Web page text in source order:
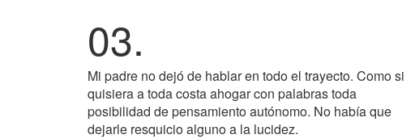
03.
Mi padre no dejó de hablar en todo el trayecto. Como si
quisiera a toda costa ahogar con palabras toda
posibilidad de pensamiento autónomo. No había que
dejarle resquicio alguno a la lucidez.